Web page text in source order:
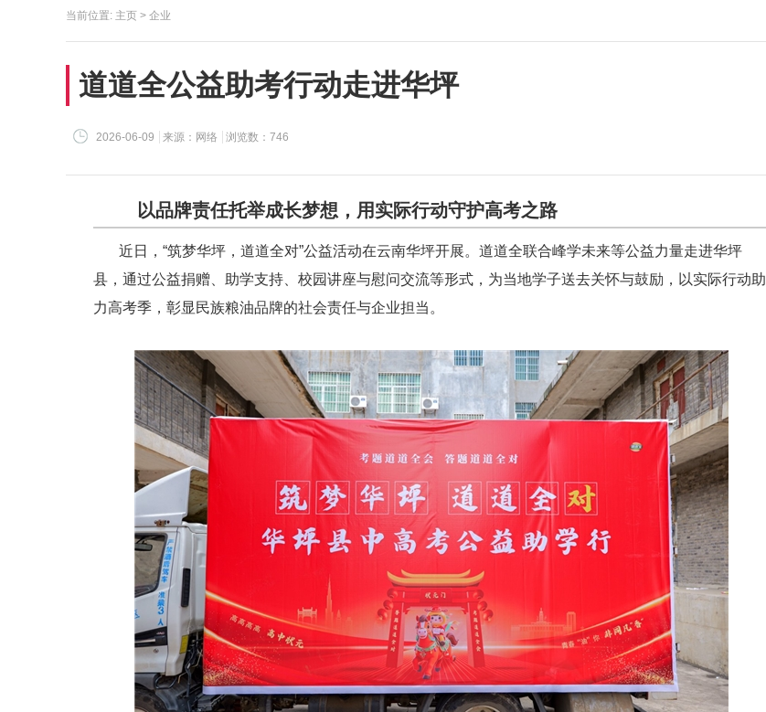
当前位置: 主页 > 企业
道道全公益助考行动走进华坪
2026-06-09 来源：网络 浏览数：746
以品牌责任托举成长梦想，用实际行动守护高考之路
近日，“筑梦华坪，道道全对”公益活动在云南华坪开展。道道全联合峰学未来等公益力量走进华坪
县，通过公益捐赠、助学支持、校园讲座与慰问交流等形式，为当地学子送去关怀与鼓励，以实际行动助
力高考季，彰显民族粮油品牌的社会责任与企业担当。